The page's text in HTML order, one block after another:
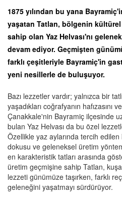
1875 yılından bu yana
yaşatan Tatlan, bölgenin kültürel
sahip olan Yaz Helvası'nı
devam ediyor. Geçmişten
farklı çeşitleriyle Bayramiç'in
yeni nesillerle de buluşuyor.
Bazı lezzetler vardır; yalnızca bir
yaşadıkları coğrafyanın hafızasını
Çanakkale'nin Bayramiç ilçesinde
bulan Yaz Helvası da bu özel
Özellikle yaz aylarında tercih edilen
dokusu ve geleneksel üretim
en karakteristik tatları arasında
üretim geçmişine sahip Tatlan,
lezzeti günümüze taşırken, farklı
geleneğini yaşatmayı sürdürüyor.